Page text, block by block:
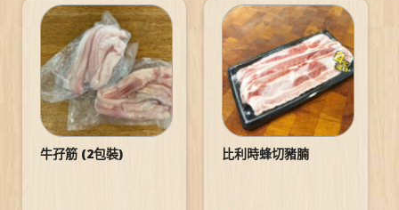
牛孖筋 (2包裝) 比利時蜂切豬腩